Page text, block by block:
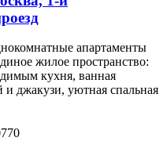
апартаменты
жилое пространство:
кухня, ванная
джакузи, уютная спальная